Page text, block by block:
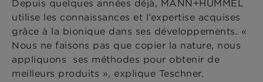
Depuis quelques années déjà, MANN+HUMMEL
utilise les connaissances et l’expertise acquises
grâce à la bionique dans ses développements. «
Nous ne faisons pas que copier la nature, nous
appliquons ses méthodes pour obtenir de
meilleurs produits », explique Teschner.